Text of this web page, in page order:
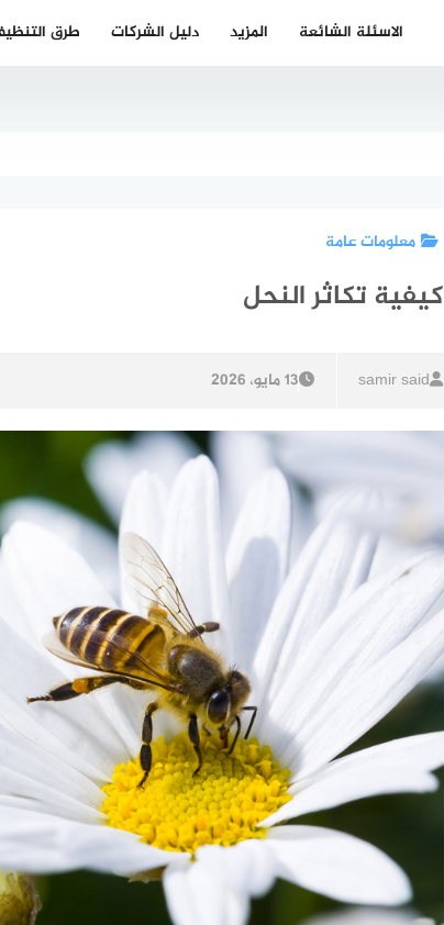
طرق دليل الشركات المزيد الاسئلة الشائعة
معلومات عامة
كيفية تكاثر النحل
samir said 13 مايو، 2026